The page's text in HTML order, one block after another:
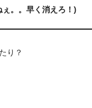
。。早く消えろ！)
り？